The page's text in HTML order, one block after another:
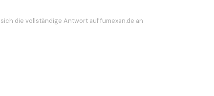
die vollständige Antwort auf fumexan.de an